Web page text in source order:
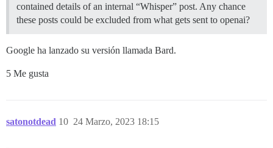
contained details of an internal “Whisper” post. Any chance
these posts could be excluded from what gets sent to openai?
Google ha lanzado su versión llamada Bard.
5 Me gusta
satonotdead 24 Marzo, 2023 18:15
10